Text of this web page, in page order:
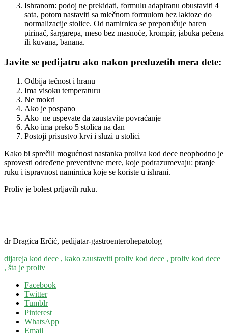
Ishranom: podoj ne prekidati, formulu adapiranu obustaviti 4
sata, potom nastaviti sa mlečnom formulom bez laktoze do
normalizacije stolice. Od namirnica se preporučuje baren
pirinač, šargarepa, meso bez masnoće, krompir, jabuka pečena
ili kuvana, banana.
Javite se pedijatru ako nakon preduzetih mera dete:
Odbija tečnost i hranu
Ima visoku temperaturu
Ne mokri
Ako je pospano
Ako ne uspevate da zaustavite povraćanje
Ako ima preko 5 stolica na dan
Postoji prisustvo krvi i sluzi u stolici
Kako bi sprečili mogućnost nastanka proliva kod dece neophodno je
sprovesti određene preventivne mere, koje podrazumevaju: pranje
ruku i ispravnost namirnica koje se koriste u ishrani.
Proliv je bolest prljavih ruku.
dr Dragica Erčić, pedijatar-gastroenterohepatolog
dijareja kod dece , kako zaustaviti proliv kod dece , proliv kod dece
, šta je proliv
Facebook
Twitter
Tumblr
Pinterest
WhatsApp
Email